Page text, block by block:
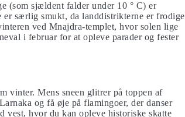
(som sjældent falder under 10 ° C) er
særlig smukt, da landdistrikterne er frodige
ved Mnajdra-templet, hvor solen lige
i februar for at opleve parader og fester
vinter. Mens sneen glitrer på toppen af
og få øje på flamingoer, der danser
vest, hvor du kan opleve historiske skatte